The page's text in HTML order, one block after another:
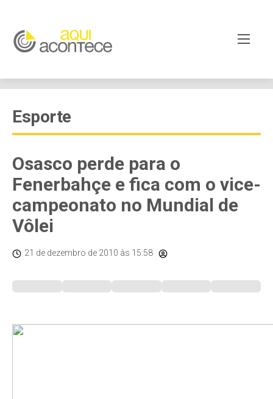
Esporte
Osasco perde para o
Fenerbahçe e fica com o vice-
campeonato no Mundial de
Vôlei
21 de dezembro de 2010 às 15:58